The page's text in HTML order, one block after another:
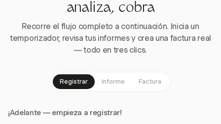
analiza, cobra
Recorre el flujo completo a continuación. Inicia un
temporizador, revisa tus informes y crea una factura real
— todo en tres clics.
Registrar Informe Factura
¡Adelante — empieza a registrar!